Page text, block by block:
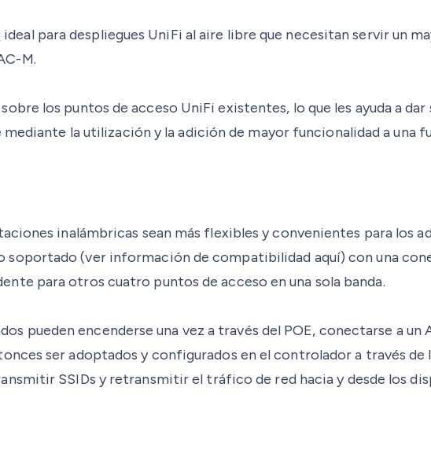
para despliegues UniFi al aire libre que necesitan servir un
M.
los puntos de acceso UniFi existentes, lo que les ayuda a dar
la utilización y la adición de mayor funcionalidad a una
inalámbricas sean más flexibles y convenientes para los
(ver información de compatibilidad aquí) con una
para otros cuatro puntos de acceso en una sola banda.
pueden encenderse una vez a través del POE, conectarse a un
ser adoptados y configurados en el controlador a través de
SSIDs y retransmitir el tráfico de red hacia y desde los